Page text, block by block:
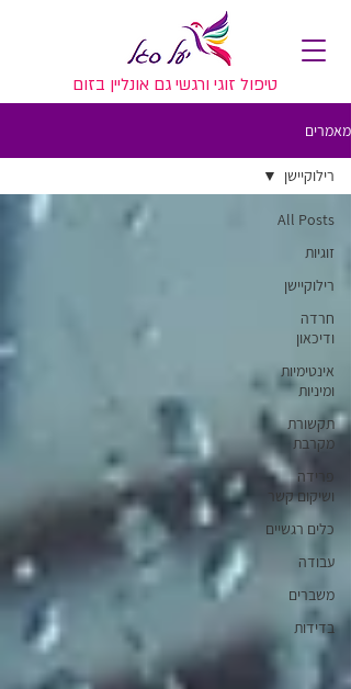
טיפול זוגי ורגשי גם אונליין בזום
מאמרים
All Posts
זוגיות
רילוקיישן
חרדה
ודיכאון
אינטימיות
ומיניות
תקשורת
מקרבת
פרידה
ושיקום קשר
כלים רגשיים
עבודה
משברים
בדידות
רילוקיישן